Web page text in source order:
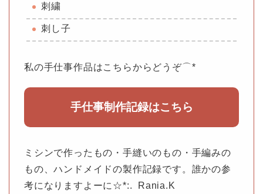
刺繍
刺し子
私の手仕事作品はこちらからどうぞ⌒*
手仕事制作記録はこちら
ミシンで作ったもの・手縫いのもの・手編みの
もの、ハンドメイドの製作記録です。誰かの参
考になりますよーに☆*:. Rania.K